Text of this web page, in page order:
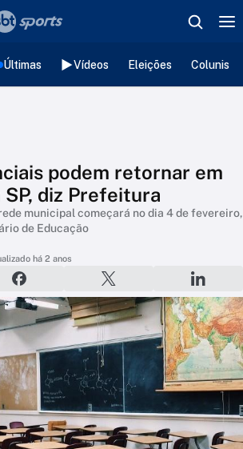
Últimas Vídeos Eleições
podem retornar em
diz Prefeitura
municipal começará no dia 4 de fevereiro,
de Educação
há 2 anos